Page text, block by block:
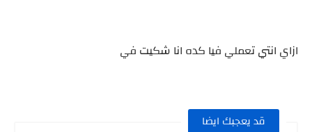
ازاي انتي تعملي فيا كده انا شكيت في
قد يعجبك ايضا